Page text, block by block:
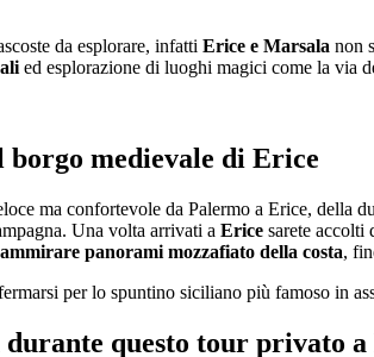
da esplorare, infatti Erice e Marsala non
ed esplorazione di luoghi magici come la via
borgo medievale di Erice
ma confortevole da Palermo a Erice, della
Una volta arrivati a Erice sarete accolti
ammirare panorami mozzafiato della costa,
per lo spuntino siciliano più famoso in
questo tour privato